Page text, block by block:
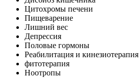
Цитохромы печени
Пищеварение
Лишний вес
Депрессия
Половые гормоны
Реабилитация и кинезиотерапия
фитотерапия
Ноотропы